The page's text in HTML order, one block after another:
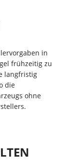
in
frühzeitig zu
langfristig
die
ohne